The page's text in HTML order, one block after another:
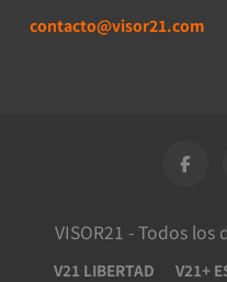
contacto@visor21.com
VISOR21 - Todos
V21 LIBERTAD V21+